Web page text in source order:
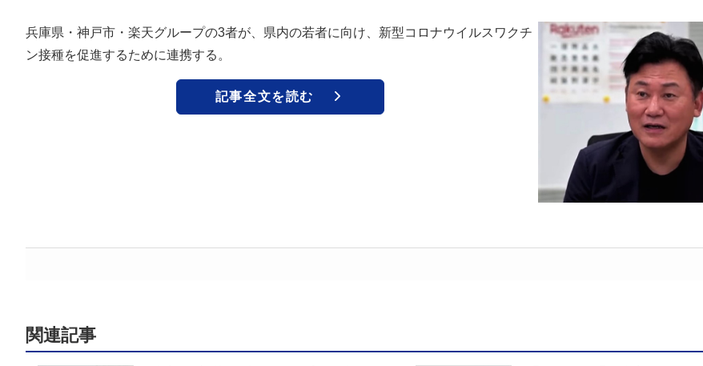
兵庫県・神戸市・楽天グループの3者が、県内の若者に向け、新型コロナウイルスワクチ
ン接種を促進するために連携する。
記事全文を読む
関連記事